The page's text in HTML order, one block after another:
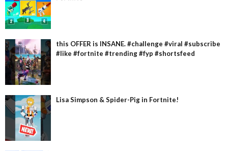
this OFFER is INSANE. #challenge #viral #subscribe
#like #fortnite #trending #fyp #shortsfeed
Lisa Simpson & Spider-Pig in Fortnite!